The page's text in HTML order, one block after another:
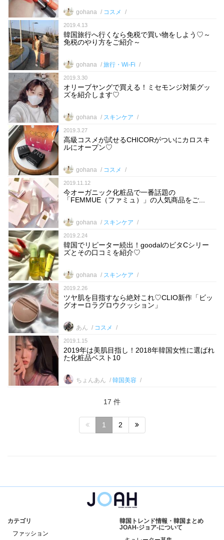
gohana コスメ
2019.4.13
韓国旅行へ行くなら免税で買い物をしよう♡～
免税のやり方をご紹介～
gohana 旅行・Wi-Fi
2019.3.30
オリーブヤングで買える！ミセモンジ対策グッ
ズを紹介します♡
gohana スキンケア
2019.3.27
高級コスメが試せるCHICORがついにカロスキ
ルにオープン♡
gohana コスメ
2019.11.12
今オーガニック化粧品で一番話題の
「FEMMUE（ファミュ）」の人気商品をご...
gohana スキンケア
2019.2.24
韓国でリピーター続出！goodalのビタCシリー
ズとその口コミを紹介♡
gohana スキンケア
2019.2.26
ツヤ肌を目指すなら絶対これ♡CLIO新作「ビッ
グオーロラグロウクッション」
あん コスメ
2019.1.15
2019年は美肌目指し！2018年韓国女性に選ばれ
た化粧品ベスト10
ちょんあん 韓国美容
17 件
1 2
カテゴリ
ファッション
韓国トレンド情報・韓国まとめ
JOAH-ジョア-について